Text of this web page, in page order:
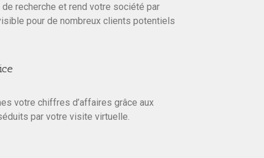
recherche et rend votre société par
pour de nombreux clients potentiels
votre chiffres d’affaires grâce aux
par votre visite virtuelle.